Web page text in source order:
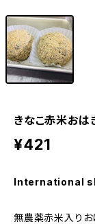
きなこ赤米おは
¥421
International
無農薬赤米入りお